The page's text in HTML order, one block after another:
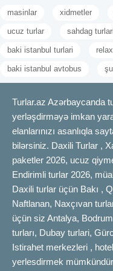
masinlar xidmetler
ucuz turlar sahdag turlari
baki istanbul turlari
baki istanbul avtobus
Turlar.az Azərbaycanda
yerləşdirməyə imkan
elanlarınızı asanlıqla
bilərsiniz. Daxili Turlar ,
paketler 2026, ucuz
Endirimli turlar 2026,
Daxili turlar üçün Bakı ,
Naftlanan, Naxçıvan
üçün siz Antalya,
turları, Dubay turlari,
Istirahet merkezleri ,
yerlesdirmek